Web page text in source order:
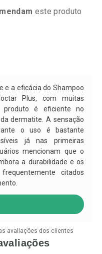
Por R$ 37,25/cada
este produto
e a eficácia do Shampoo
Plus, com muitas
produto é eficiente no
dermatite. A sensação
o uso é bastante
já nas primeiras
mencionam que o
a durabilidade e os
citados
avaliações dos clientes